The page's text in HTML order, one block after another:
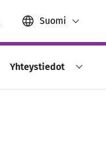
Suomi
Yhteystiedot